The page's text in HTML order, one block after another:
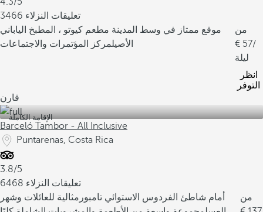
3466 تعليقات النزلاء
موقع ممتاز في وسط المدينة مطعم كيوتو ، المطبخ الياباني
الأصيلمركز المؤتمرات والاجتماعات
من
57/
ليلة
انظر
التوفر
قارن
الإقامة الكاملة
Barceló Tambor - All Inclusive
Puntarenas, Costa Rica
3.8/5
6468 تعليقات النزلاء
أمام شاطئ الفردوس الاستوائي تامبور مثالية للعائلات وشهر
من